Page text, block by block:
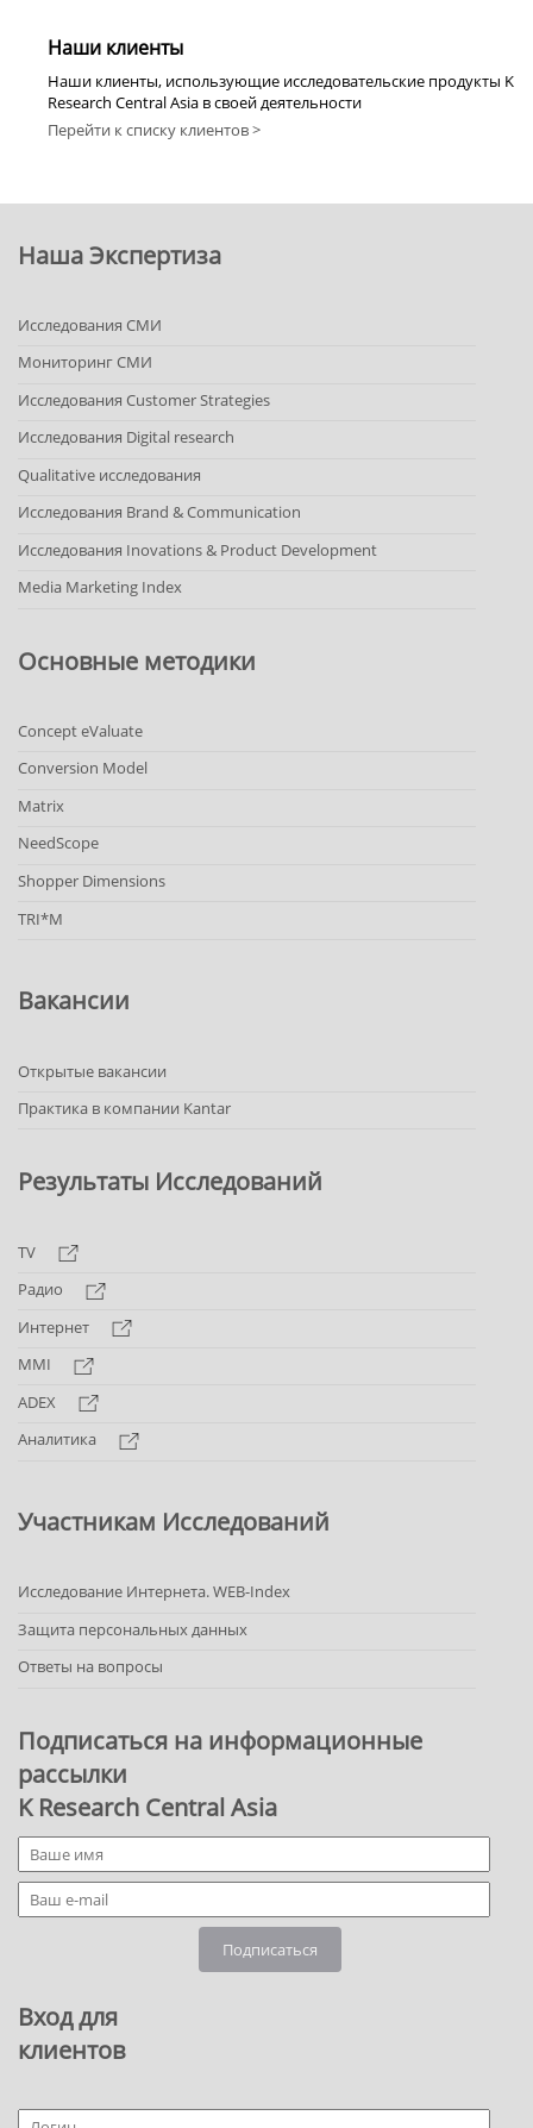
Наши клиенты
Наши клиенты, использующие исследовательские продукты K
Research Central Asia в своей деятельности
Перейти к списку клиентов >
Наша Экспертиза
Исследования СМИ
Мониторинг СМИ
Исследования Customer Strategies
Исследования Digital research
Qualitative исследования
Исследования Brand & Communication
Исследования Inovations & Product Development
Media Marketing Index
Основные методики
Concept eValuate
Conversion Model
Matrix
NeedScope
Shopper Dimensions
TRI*M
Вакансии
Открытые вакансии
Практика в компании Kantar
Результаты Исследований
TV
Радио
Интернет
MMI
ADEX
Аналитика
Участникам Исследований
Исследование Интернета. WEB-Index
Защита персональных данных
Ответы на вопросы
Подписаться на информационные
рассылки
K Research Central Asia
Подписаться
Вход для
клиентов